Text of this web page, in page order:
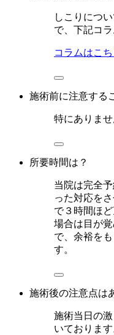
しこりにつ
で、下記コ
コラムはこち
施術前に注意する
特にありませ
所要時間は？
当院は完全
った対応を
で３時間ほ
場合は目が
で、余裕を
す。
施術後の注意点は
施術当日の
いておりま